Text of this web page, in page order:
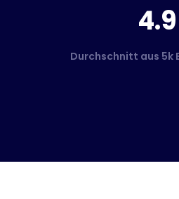
4.9
Durchschnitt aus 5k